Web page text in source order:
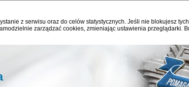
z serwisu oraz do celów statystycznych. Jeśli nie blokujesz
zarządzać cookies, zmieniając ustawienia przeglądarki.